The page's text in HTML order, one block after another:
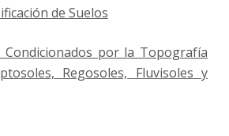
de Suelos
Condicionados por la Topografía
Regosoles, Fluvisoles y